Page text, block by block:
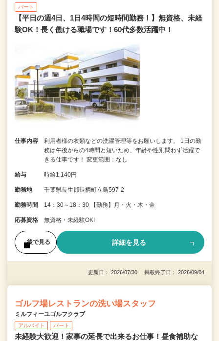
パート
【平日の週4日、1日4時間の短時間勤務！】無資格、未経
験OK！長く働ける職場です！60代多数活躍中！
仕事内容
利用者様の衣類などの洗濯管理等をお願いします。 1日の勤
務は午後からの4時間と短いため、年齢や性別問わず活躍で
きる仕事です！ 変更範囲：なし
給与 時給1,140円
勤務地 千葉県長生郡長柄町立鳥597-2
勤務時間 14：30～18：30 【勤務】月・火・木・金
応募資格 無資格・未経験OK!
後で見る 詳細を見る
更新日： 2026/07/30 掲載終了日： 2026/09/04
ゴルフ場レストランの洗い場スタッフ
ミルフィーユゴルフクラブ
アルバイト パート
未経験大歓迎！家事の延長で出来るお仕事！昼食補助な